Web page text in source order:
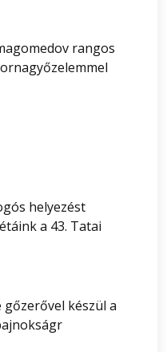
rangos
helyezést
a 43. Tatai
gőzerővel készül a